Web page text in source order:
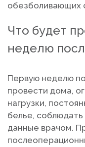
обезболивающих
Что будет
неделю
Первую неделю
провести дома,
нагрузки,
белье,
данные врачом.